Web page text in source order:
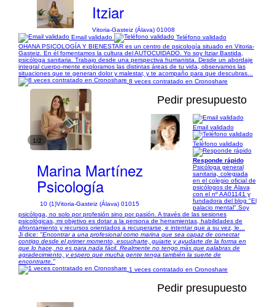
Itziar
Vitoria-Gasteiz (Álava) 01008
Email validado
Teléfono validado
OHANA PSICOLOGÍA Y BIENESTAR es un centro de psicología situado en Vitoria-
Gasteiz. En él fomentamos la cultura del AUTOCUIDADO. Yo soy Itziar Bastida,
psicóloga sanitaria. Trabajo desde una perspectiva humanista. Desde un abordaje
integral cuerpo-mente exploramos las distintas áreas de tu vida, observamos las
situaciones que te generan dolor y malestar, y te acompaño para que descubras...
8 veces contratado en Cronoshare
1/2
Pedir presupuesto
Marina Martínez
Psicología
10 (1)Vitoria-Gasteiz (Álava) 01015
Email validado
Teléfono validado
Responde rápido
Psicóloga general
sanitaria, colegiada
en el colegio oficial de
psicólogos de Álava
con el nº AA01141 y
fundadora del blog "El
palacio mental". ​ Soy
psicóloga, no solo por profesión sino por pasión. A través de las sesiones
psicológicas, mi objetivo es dotar a la persona de herramientas, habilidades de
afrontamiento y recursos orientados a recuperarse, e intentar que a su vez, le...
Ji dice: "Encontrar a una profesional como marina que sea capaz de conectar
contigo desde el primer momento, escucharte, guiarte y ayudarte de la forma en
que lo hace, no es para nada fácil. Realmente no tengo más que palabras de
agradecimiento, y espero que mucha gente tenga también la suerte de
encontrarte."
1 veces contratado en Cronoshare
Pedir presupuesto